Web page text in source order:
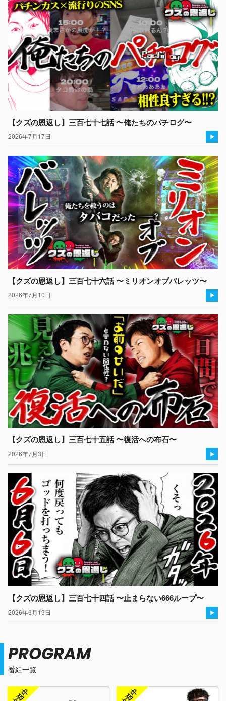
【クズの恩返し】三百七十七話 〜俺たちのパチログ〜
2026年7月17日
【クズの恩返し】三百七十六話 〜ミリオンオブバレッツ〜
2026年7月10日
【クズの恩返し】三百七十五話 〜復活への布石〜
2026年7月3日
【クズの恩返し】三百七十四話 〜止まらない666ループ〜
2026年6月19日
番組一覧
PROGRAM